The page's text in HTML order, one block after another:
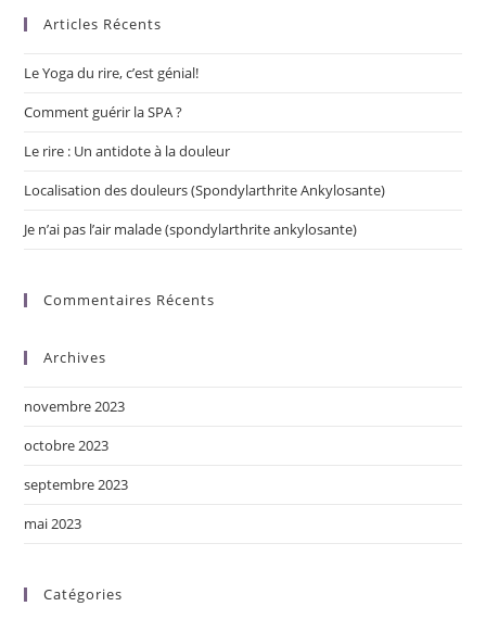
o
o
k
n
er
Articles Récents
Le Yoga du rire, c’est génial!
Comment guérir la SPA ?
Le rire : Un antidote à la douleur
Localisation des douleurs (Spondylarthrite Ankylosante)
Je n’ai pas l’air malade (spondylarthrite ankylosante)
Commentaires Récents
Archives
novembre 2023
octobre 2023
septembre 2023
mai 2023
Catégories